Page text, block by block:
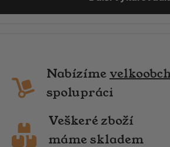
Nabízíme
spolupráci
Veškeré zboží
máme skladem